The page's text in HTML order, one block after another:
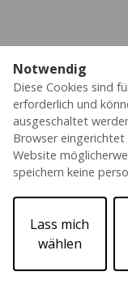
Notwendig
Diese Cookies sind
erforderlich und
ausgeschaltet
Browser
Website
speichern keine
Lass mich
wählen
Datenschutz
©